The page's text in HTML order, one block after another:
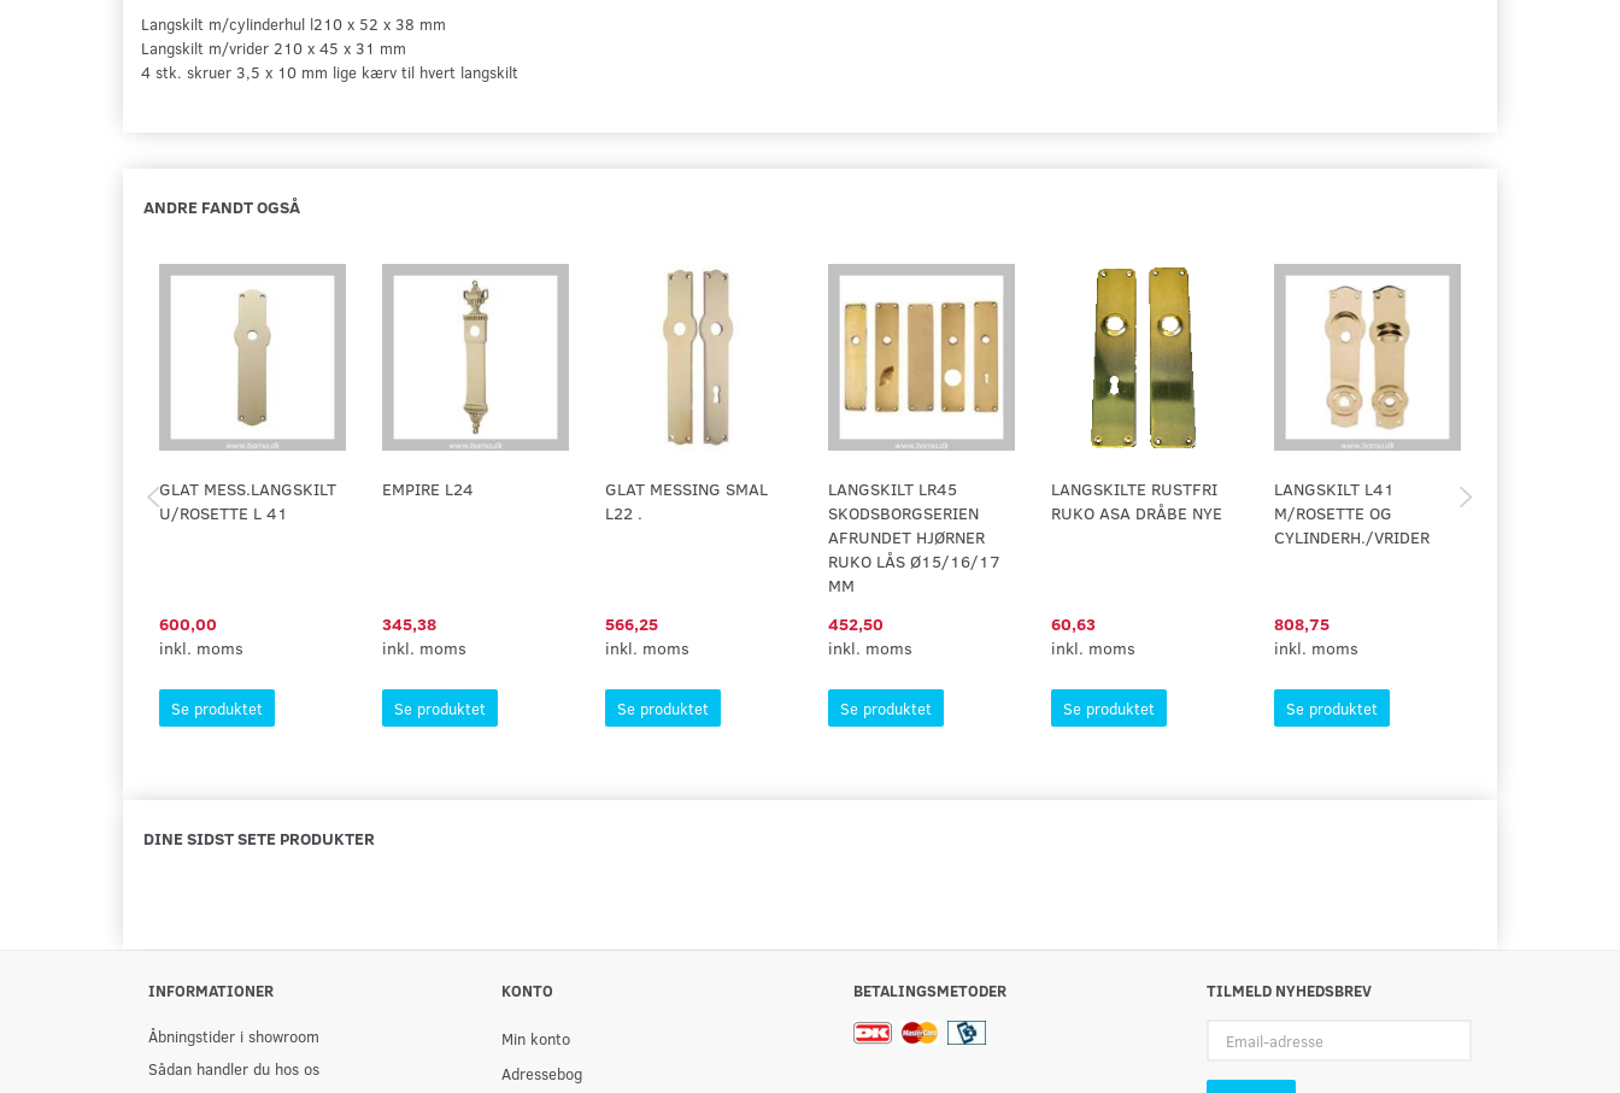
Langskilt m/cylinderhul l210 x 52 x 38 mm
Langskilt m/vrider 210 x 45 x 31 mm
4 stk. skruer 3,5 x 10 mm lige kærv til hvert langskilt
ANDRE FANDT OGSÅ
GLAT MESS.LANGSKILT
U/ROSETTE L 41
600,00
inkl. moms
Se produktet
EMPIRE L24
345,38
inkl. moms
Se produktet
GLAT MESSING SMAL
L22 .
566,25
inkl. moms
Se produktet
LANGSKILT LR45
SKODSBORGSERIEN
AFRUNDET HJØRNER
RUKO LÅS Ø15/16/17
MM
452,50
inkl. moms
Se produktet
LANGSKILTE RUSTFRI
RUKO ASA DRÅBE NYE
60,63
inkl. moms
Se produktet
LANGSKILT L41
M/ROSETTE OG
CYLINDERH./VRIDER
808,75
inkl. moms
Se produktet
DINE SIDST SETE PRODUKTER
INFORMATIONER
Åbningstider i showroom
Sådan handler du hos os
KONTO
Min konto
Adressebog
BETALINGSMETODER
TILMELD NYHEDSBREV
adresse